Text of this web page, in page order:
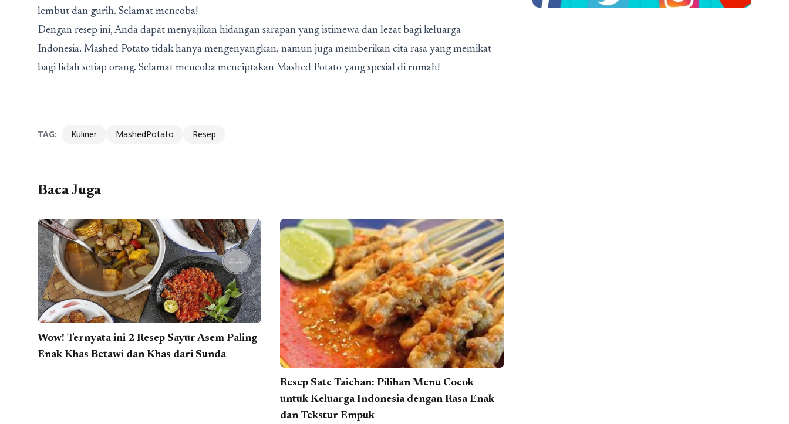
lembut dan gurih. Selamat mencoba!
Dengan resep ini, Anda dapat menyajikan hidangan sarapan yang istimewa dan lezat bagi keluarga
Indonesia. Mashed Potato tidak hanya mengenyangkan, namun juga memberikan cita rasa yang memikat
bagi lidah setiap orang. Selamat mencoba menciptakan Mashed Potato yang spesial di rumah!
TAG: Kuliner MashedPotato Resep
Baca Juga
Wow! Ternyata ini 2 Resep Sayur Asem Paling
Enak Khas Betawi dan Khas dari Sunda
Resep Sate Taichan: Pilihan Menu Cocok
untuk Keluarga Indonesia dengan Rasa Enak
dan Tekstur Empuk